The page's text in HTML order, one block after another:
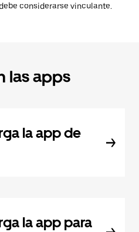
considerarse vinculante.
las apps
la app de
la app para